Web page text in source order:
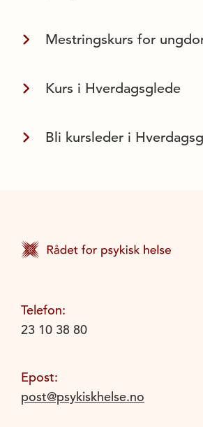
Mestringskurs for
Kurs i Hverdagsglede
Bli kursleder i
Telefon:
23 10 38 80
Epost:
post@psykiskhelse.no